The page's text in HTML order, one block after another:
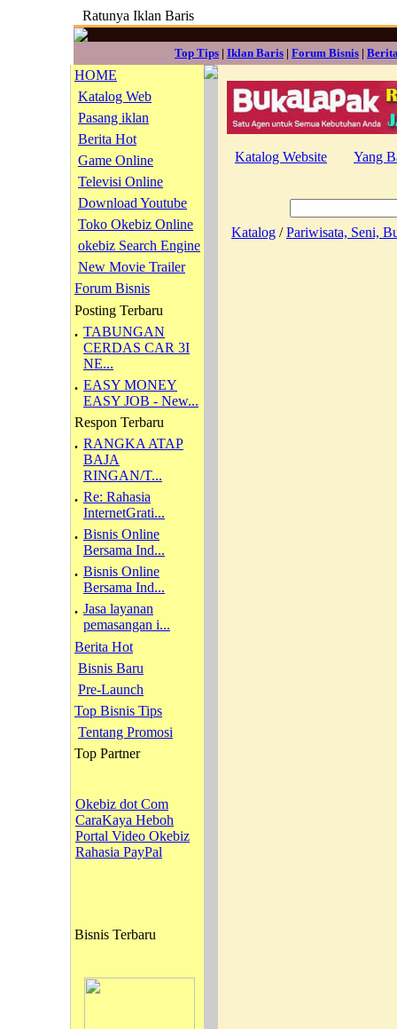
Ratunya Iklan Baris
Top Tips | Iklan Baris | Forum Bisnis |
HOME
Katalog Web
Pasang iklan
Berita Hot
Game Online
Televisi Online
Download Youtube
Toko Okebiz Online
okebiz Search Engine
New Movie Trailer
Forum Bisnis
Posting Terbaru
. TABUNGAN
CERDAS CAR 3I
NE...
. EASY MONEY
EASY JOB - New...
Respon Terbaru
. RANGKA ATAP
BAJA
RINGAN/T...
. Re: Rahasia
InternetGrati...
. Bisnis Online
Bersama Ind...
. Bisnis Online
Bersama Ind...
. Jasa layanan
pemasangan i...
Berita Hot
Bisnis Baru
Pre-Launch
Top Bisnis Tips
Tentang Promosi
Top Partner
Okebiz dot Com
CaraKaya Heboh
Portal Video Okebiz
Rahasia PayPal
Bisnis Terbaru
Katalog Website Yang
Katalog /Pariwisata, Seni,